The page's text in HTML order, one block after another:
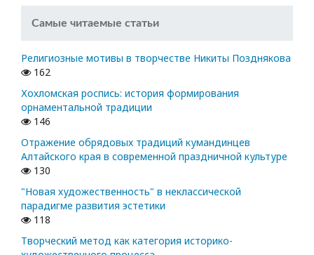
Самые читаемые статьи
Религиозные мотивы в творчестве Никиты Позднякова
162
Хохломская роспись: история формирования
орнаментальной традиции
146
Отражение обрядовых традиций кумандинцев
Алтайского края в современной праздничной культуре
130
"Новая художественность" в неклассической
парадигме развития эстетики
118
Творческий метод как категория историко-